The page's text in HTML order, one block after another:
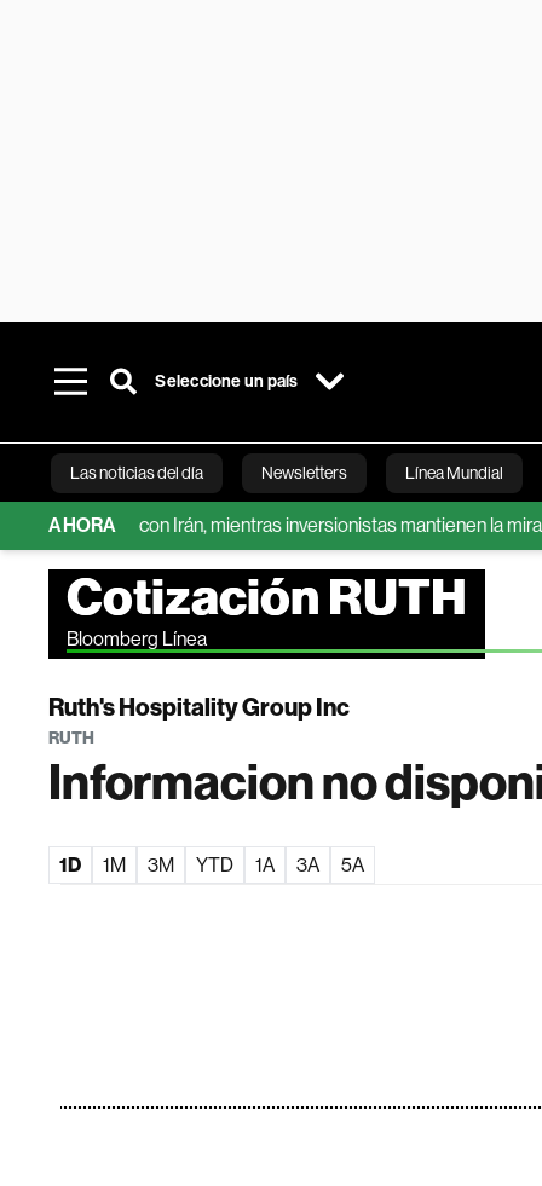
Seleccione un país
Las noticias del día Newsletters Línea Mundial
Bloomberg
AHORA
con Irán, mientras inversionistas mantienen la mira en el
Cotización RUTH
Bloomberg Línea
Ruth's Hospitality Group Inc
RUTH
Informacion no
1D 1M 3M YTD 1A 3A 5A